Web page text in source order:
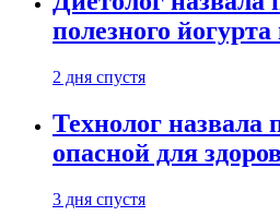
полезного
2 дня спустя
Технолог назвала
опасной для
3 дня спустя